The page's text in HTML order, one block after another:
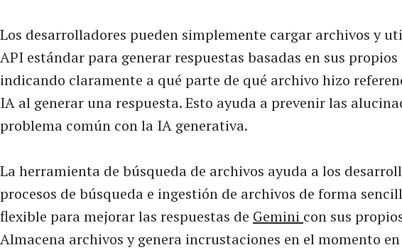
Los desarrolladores pueden simplemente cargar archivos y
API estándar para generar respuestas basadas en sus propios
indicando claramente a qué parte de qué archivo hizo
IA al generar una respuesta. Esto ayuda a prevenir las
problema común con la IA generativa.
La herramienta de búsqueda de archivos ayuda a los
procesos de búsqueda e ingestión de archivos de forma
flexible para mejorar las respuestas de Gemini con sus
Almacena archivos y genera incrustaciones en el momento